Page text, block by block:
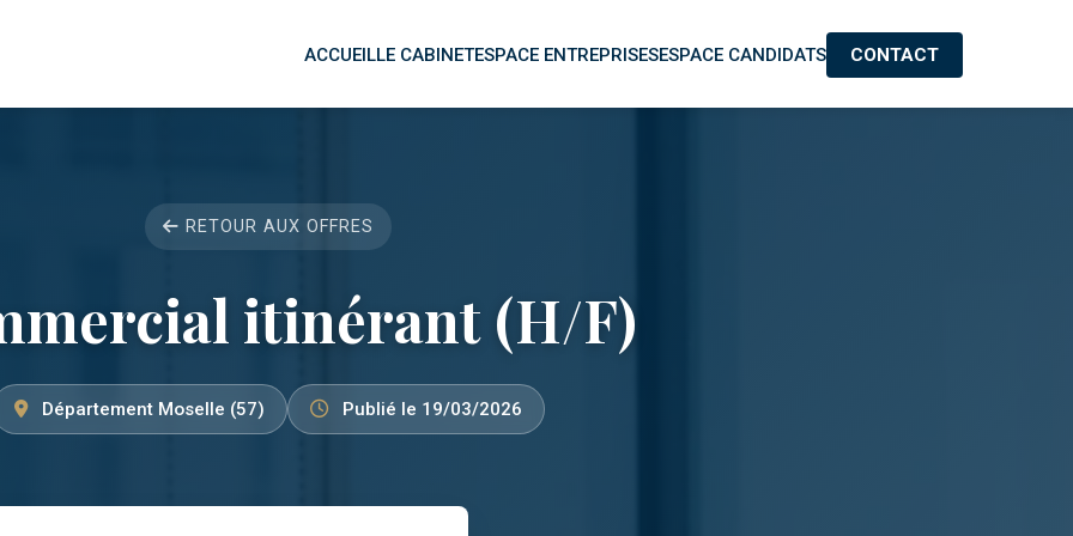
ACCUEILLE CABINETESPACE ENTREPRISESESPACE CANDIDATS CONTACT
RETOUR AUX OFFRES
itinérant (H/F)
Département Moselle (57) Publié le 19/03/2026